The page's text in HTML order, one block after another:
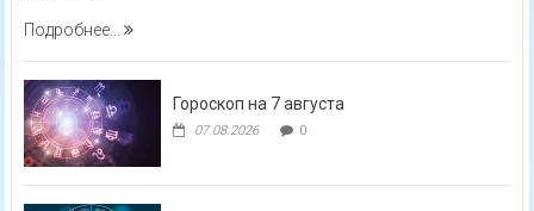
Подробнее...
Гороскоп на 7 августа
07.08.2026 0